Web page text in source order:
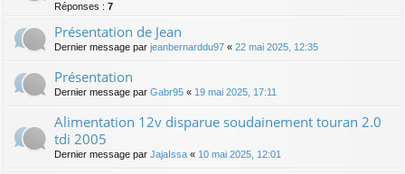
Réponses : 7
Présentation de Jean
Dernier message par jeanbernarddu97 « 22 mai 2025, 12:35
Présentation
Dernier message par Gabr95 « 19 mai 2025, 17:11
Alimentation 12v disparue soudainement touran 2.0
tdi 2005
Dernier message par JajaIssa « 10 mai 2025, 12:01